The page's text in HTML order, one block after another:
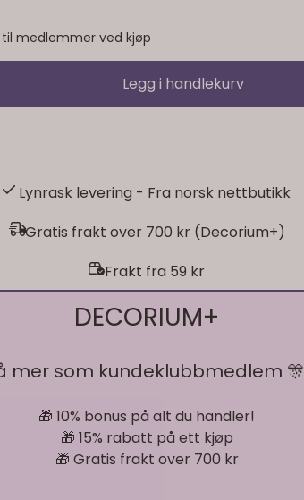
medlemmer ved kjøp
Legg i handlekurv
Lynrask levering - Fra norsk nettbutikk
Gratis frakt over 700 kr (Decorium+)
Frakt fra 59 kr
DECORIUM+
mer som kundeklubbmedlem 🎊
🎁 10% bonus på alt du handler!
🎁 15% rabatt på ett kjøp
🎁 Gratis frakt over 700 kr